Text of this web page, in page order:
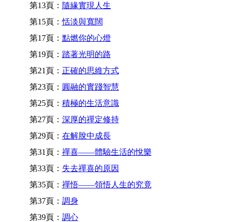
第13頁： 隨緣實現人生
第15頁：恬淡與寬闊
第17頁： 點燃你的心燈
第19頁： 踏著光明的路
第21頁： 正確的思維方式
第23頁： 圓融的實踐智慧
第25頁： 積極的生活意識
第27頁： 深厚的禪定修持
第29頁： 在解脫中成長
第31頁： 禪喜——體驗生活的悅樂
第33頁： 失去禪喜的原因
第35頁： 禪悟——領悟人生的究竟
第37頁： 調身
第39頁： 調心